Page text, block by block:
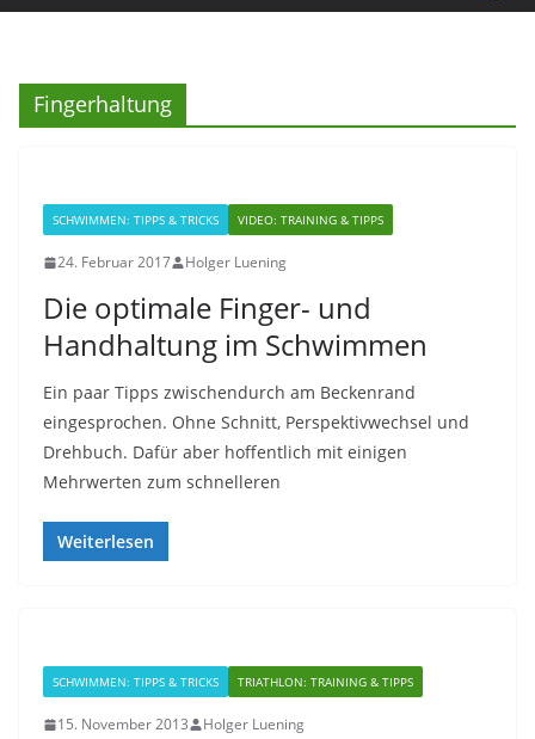
Fingerhaltung
SCHWIMMEN: TIPPS & TRICKS VIDEO: TRAINING & TIPPS
24. Februar 2017 Holger Luening
Die optimale Finger- und
Handhaltung im Schwimmen
Ein paar Tipps zwischendurch am Beckenrand
eingesprochen. Ohne Schnitt, Perspektivwechsel und
Drehbuch. Dafür aber hoffentlich mit einigen
Mehrwerten zum schnelleren
Weiterlesen
SCHWIMMEN: TIPPS & TRICKS TRIATHLON: TRAINING & TIPPS
15. November 2013 Holger Luening